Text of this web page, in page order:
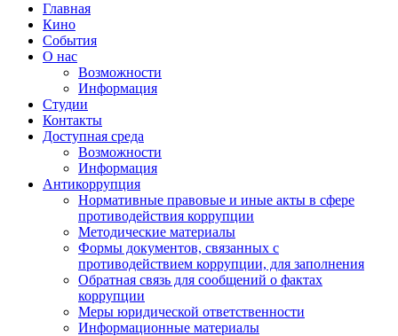
Главная
Кино
События
О нас
Возможности
Информация
Студии
Контакты
Доступная среда
Возможности
Информация
Антикоррупция
Нормативные правовые и иные акты в сфере
противодействия коррупции
Методические материалы
Формы документов, связанных с
противодействием коррупции, для заполнения
Обратная связь для сообщений о фактах
коррупции
Меры юридической ответственности
Информационные материалы